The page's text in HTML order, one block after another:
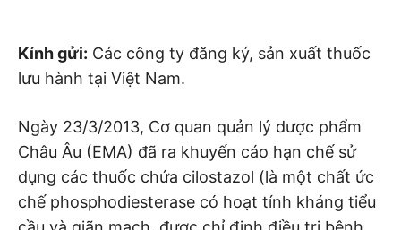
Kính gửi: Các công ty đăng ký, sản xuất thuốc
lưu hành tại Việt Nam.
Ngày 23/3/2013, Cơ quan quản lý dược phẩm
Châu Âu (EMA) đã ra khuyến cáo hạn chế sử
dụng các thuốc chứa cilostazol (là một chất ức
chế phosphodiesterase có hoạt tính kháng tiểu